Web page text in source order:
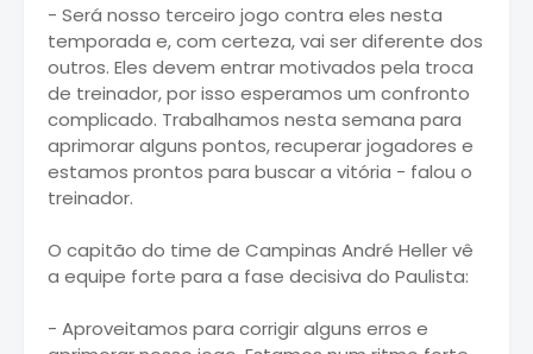
- Será nosso terceiro jogo contra eles nesta
temporada e, com certeza, vai ser diferente dos
outros. Eles devem entrar motivados pela troca
de treinador, por isso esperamos um confronto
complicado. Trabalhamos nesta semana para
aprimorar alguns pontos, recuperar jogadores e
estamos prontos para buscar a vitória - falou o
treinador.
O capitão do time de Campinas André Heller vê
a equipe forte para a fase decisiva do Paulista:
- Aproveitamos para corrigir alguns erros e